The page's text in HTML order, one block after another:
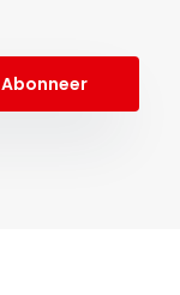
Abonneer